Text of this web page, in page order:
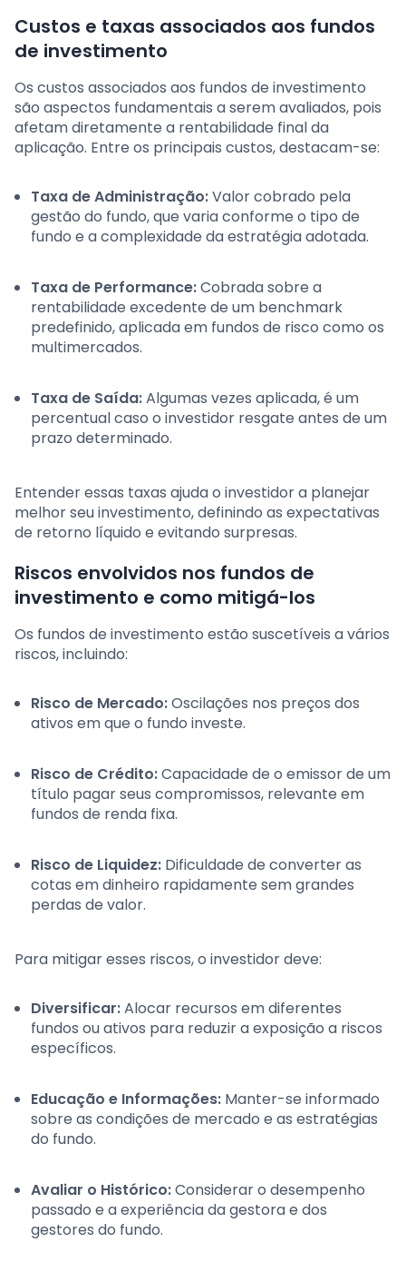
Custos e taxas associados aos fundos
de investimento
Os custos associados aos fundos de investimento
são aspectos fundamentais a serem avaliados, pois
afetam diretamente a rentabilidade final da
aplicação. Entre os principais custos, destacam-se:
Taxa de Administração:Valor cobrado pela
gestão do fundo, que varia conforme o tipo de
fundo e a complexidade da estratégia adotada.
Taxa de Performance:Cobrada sobre a
rentabilidade excedente de um benchmark
predefinido, aplicada em fundos de risco como os
multimercados.
Taxa de Saída:Algumas vezes aplicada, é um
percentual caso o investidor resgate antes de um
prazo determinado.
Entender essas taxas ajuda o investidor a planejar
melhor seu investimento, definindo as expectativas
de retorno líquido e evitando surpresas.
Riscos envolvidos nos fundos de
investimento e como mitigá-los
Os fundos de investimento estão suscetíveis a vários
riscos, incluindo:
Risco de Mercado:Oscilações nos preços dos
ativos em que o fundo investe.
Risco de Crédito:Capacidade de o emissor de um
título pagar seus compromissos, relevante em
fundos de renda fixa.
Risco de Liquidez: Dificuldade de converter as
cotas em dinheiro rapidamente sem grandes
perdas de valor.
Para mitigar esses riscos, o investidor deve:
Diversificar:Alocar recursos em diferentes
fundos ou ativos para reduzir a exposição a riscos
específicos.
Educação e Informações: Manter-se informado
sobre as condições de mercado e as estratégias
do fundo.
Avaliar o Histórico:Considerar o desempenho
passado e a experiência da gestora e dos
gestores do fundo.